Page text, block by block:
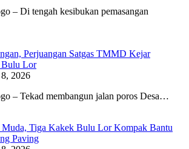
– Di tengah kesibukan pemasangan
Perjuangan Satgas TMMD Kejar
Bulu Lor
2026
– Tekad membangun jalan poros Desa…
Muda, Tiga Kakek Bulu Lor Kompak Bantu
Paving